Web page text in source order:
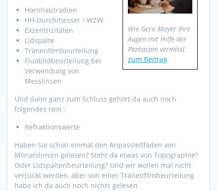
Wie Gero Mayer Ihre
Augen mit Hilfe der
Pentacam vermisst
zum Beitrag
Hornhautradien
HH-Durchmesser / WZW
Exzentrizitäten
Lidspalte
Tränenfilmbeurteilung
Fluobildbeurteilung bei
Verwendung von
Messlinsen
Und dann ganz zum Schluss gehört da auch noch
folgendes rein :
Refraktionswerte
Haben Sie schon einmal den Anpassleitfaden von
Monatslinsen gelesen? Steht da etwas von Topographie?
Oder Lidspaltenbeurteilung? Und wir wollen mal nicht
verrückt werden, aber von einer Tränenfilmbeurteilung
habe ich da auch noch nichts gelesen.